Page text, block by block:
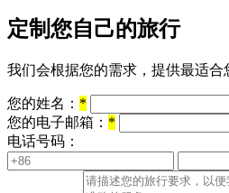
定制您自己的旅行
我们会根据您的需求，提供最适合
您的姓名： *
您的电子邮箱： *
电话号码：